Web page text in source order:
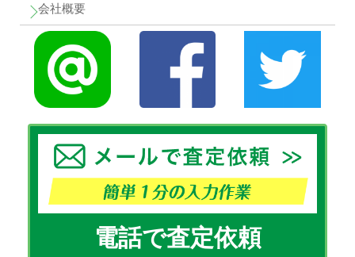
会社概要
電話で査定依頼